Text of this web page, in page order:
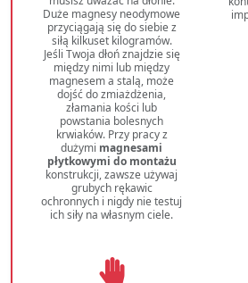
Duże magnesy neodymowe
przyciągają się do siebie z
siłą kilkuset kilogramów.
Jeśli Twoja dłoń znajdzie się
między nimi lub między
magnesem a stalą, może
dojść do zmiażdżenia,
złamania kości lub
powstania bolesnych
krwiaków. Przy pracy z
dużymi magnesami
płytkowymi do montażu
konstrukcji, zawsze używaj
grubych rękawic
ochronnych i nigdy nie testuj
ich siły na własnym ciele.